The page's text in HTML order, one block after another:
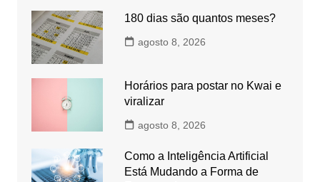
180 dias são quantos meses?
agosto 8, 2026
Horários para postar no Kwai e
viralizar
agosto 8, 2026
Como a Inteligência Artificial
Está Mudando a Forma de